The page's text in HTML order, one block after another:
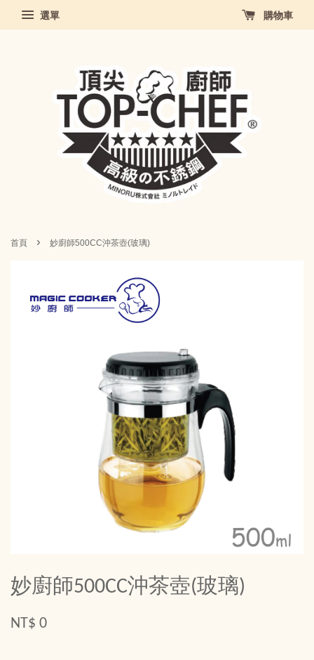
選單 購物車
首頁 › 妙廚師500CC沖茶壺(玻璃)
妙廚師500CC沖茶壺(玻璃)
NT$ 0